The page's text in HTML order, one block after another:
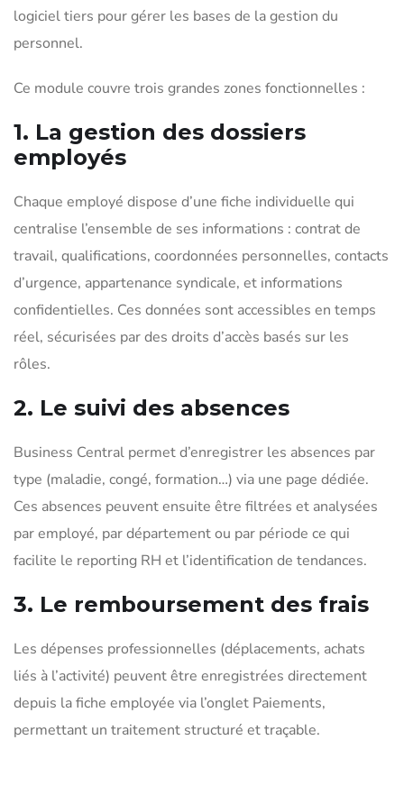
logiciel tiers pour gérer les bases de la gestion du
personnel.
Ce module couvre trois grandes zones fonctionnelles :
1. La gestion des dossiers
employés
Chaque employé dispose d’une fiche individuelle qui
centralise l’ensemble de ses informations : contrat de
travail, qualifications, coordonnées personnelles, contacts
d’urgence, appartenance syndicale, et informations
confidentielles. Ces données sont accessibles en temps
réel, sécurisées par des droits d’accès basés sur les
rôles.
2. Le suivi des absences
Business Central permet d’enregistrer les absences par
type (maladie, congé, formation…) via une page dédiée.
Ces absences peuvent ensuite être filtrées et analysées
par employé, par département ou par période ce qui
facilite le reporting RH et l’identification de tendances.
3. Le remboursement des frais
Les dépenses professionnelles (déplacements, achats
liés à l’activité) peuvent être enregistrées directement
depuis la fiche employée via l’onglet Paiements,
permettant un traitement structuré et traçable.